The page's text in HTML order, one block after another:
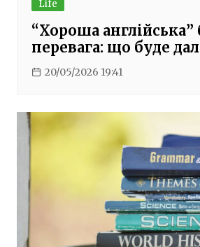
Life
“Хороша англійська”
перевага: що буде
20/05/2026 19:41